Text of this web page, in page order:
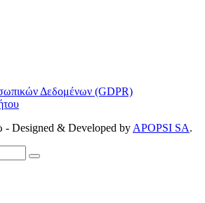
Δεδομένων (GDPR)
- Designed & Developed by APOPSI SA.